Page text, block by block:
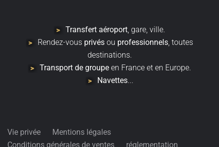
Transfert aéroport, gare, ville.
Rendez-vous privés ou professionnels, toutes
destinations.
Transport de groupe en France et en Europe.
Navettes...
Vie privée
Mentions légales
Conditions générales de ventes
réglementation